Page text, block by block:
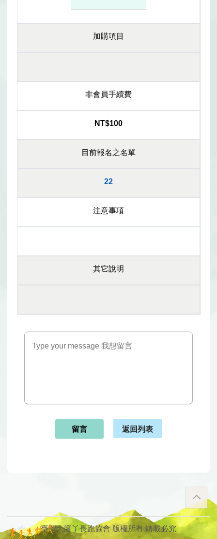
加購項目
非會員手續費
NT$100
目前報名之名單
22
注意事項
其它說明
留言 返回列表
臺灣大腳丫長跑協會 版權所有 轉載必究